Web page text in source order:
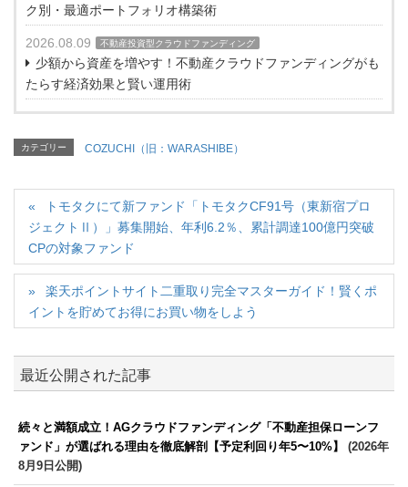
ク別・最適ポートフォリオ構築術
2026.08.09 不動産投資型クラウドファンディング
少額から資産を増やす！不動産クラウドファンディングがも
たらす経済効果と賢い運用術
カテゴリー COZUCHI（旧：WARASHIBE）
トモタクにて新ファンド「トモタクCF91号（東新宿プロ
ジェクトⅡ）」募集開始、年利6.2％、累計調達100億円突破
CPの対象ファンド
楽天ポイントサイト二重取り完全マスターガイド！賢くポ
イントを貯めてお得にお買い物をしよう
最近公開された記事
続々と満額成立！AGクラウドファンディング「不動産担保ローンフ
ァンド」が選ばれる理由を徹底解剖【予定利回り年5〜10%】
(2026年
8月9日公開)